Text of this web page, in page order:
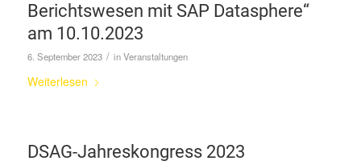
Berichtswesen mit SAP Datasphere“
am 10.10.2023
6. September 2023 / inVeranstaltungen
Weiterlesen
DSAG-Jahreskongress 2023